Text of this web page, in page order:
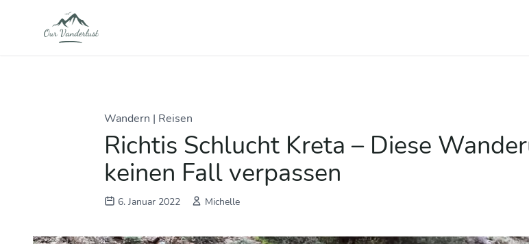
Wandern | Reisen
Richtis Schlucht Kreta – Diese
keinen Fall verpassen
6. Januar 2022 Michelle